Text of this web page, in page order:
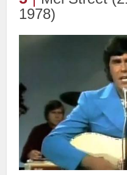
1978)